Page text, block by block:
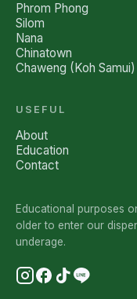
Phrom Phong
Silom
Nana
Chinatown
Chaweng (Koh Samui)
USEFUL
About
Education
Contact
Educational purposes
older to enter our
underage.